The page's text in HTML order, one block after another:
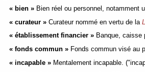
« bien » Bien réel ou personnel, notamment
« curateur » Curateur nommé en vertu de la
« établissement financier » Banque, caisse
« fonds commun » Fonds commun visé au
« incapable » Mentalement incapable.